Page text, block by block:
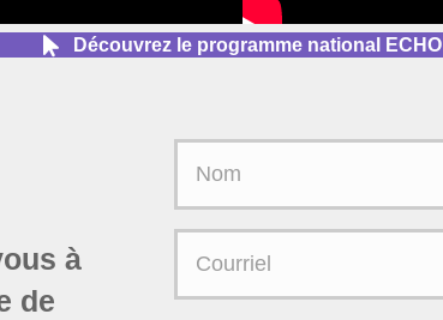
Découvrez le programme national ECHO
à
de
m
u